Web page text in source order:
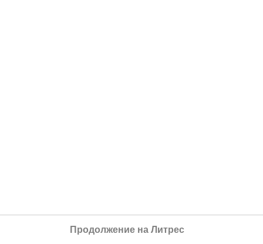
Продолжение на Литрес